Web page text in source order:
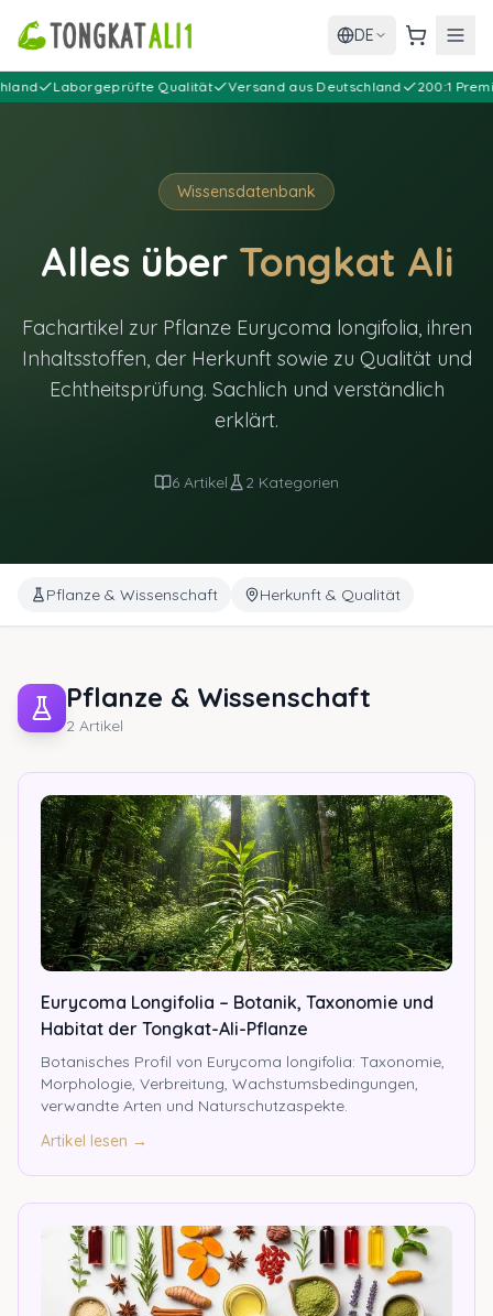
DE
Laborgeprüfte Qualität Versand aus Deutschland 200:1
Wissensdatenbank
Alles über Tongkat Ali
Fachartikel zur Pflanze Eurycoma longifolia, ihren
Inhaltsstoffen, der Herkunft sowie zu Qualität und
Echtheitsprüfung. Sachlich und verständlich
erklärt.
6 Artikel 2 Kategorien
Pflanze & Wissenschaft Herkunft & Qualität
Pflanze & Wissenschaft
2 Artikel
Eurycoma Longifolia – Botanik, Taxonomie und
Habitat der Tongkat-Ali-Pflanze
Botanisches Profil von Eurycoma longifolia: Taxonomie,
Morphologie, Verbreitung, Wachstumsbedingungen,
verwandte Arten und Naturschutzaspekte.
Artikel lesen →